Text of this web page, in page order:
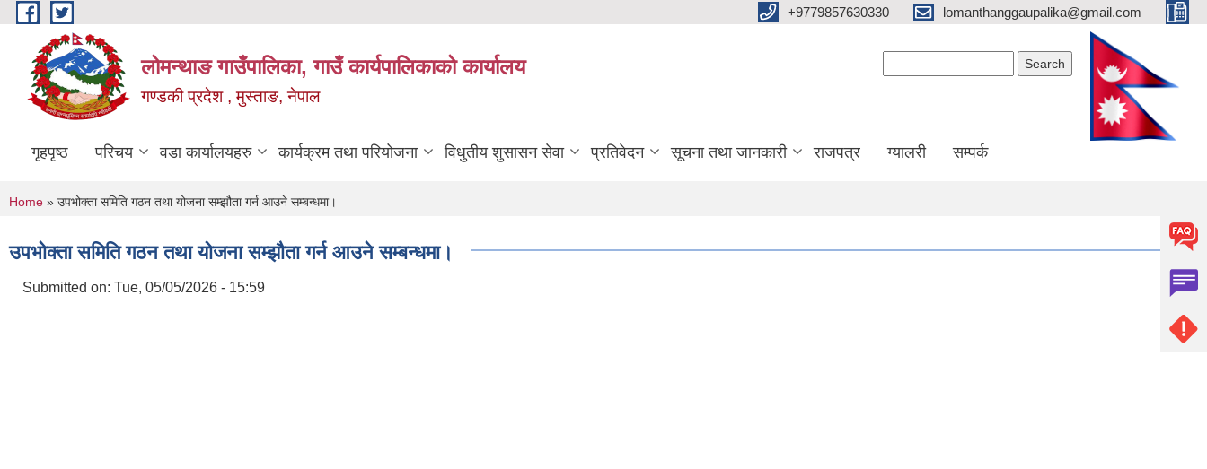
Skip to main content +9779857630330 lomanthanggaupalika@gmail.com
लोमन्थाङ गाउँपालिका, गाउँ कार्यपालिकाको कार्यालय
गण्डकी प्रदेश , मुस्ताङ, नेपाल
गृहपृष्ठ परिचय वडा कार्यालयहरु कार्यक्रम तथा परियोजना विधुतीय शुसासन सेवा प्रतिवेदन सूचना तथा जानकारी राजपत्र ग्यालरी सम्पर्क
You are here
Home » उपभोक्ता समिति गठन तथा योजना सम्झौता गर्न आउने सम्बन्धमा।
उपभोक्ता समिति गठन तथा योजना सम्झौता गर्न आउने सम्बन्धमा।
Submitted on: Tue, 05/05/2026 - 15:59